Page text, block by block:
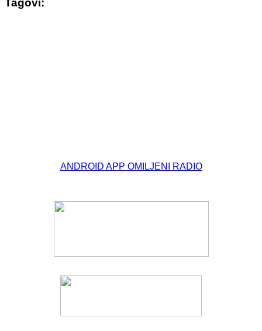
Tagovi:
ANDROID APP OMILJENI RADIO